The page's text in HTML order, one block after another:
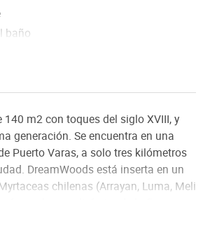
baño
gratis
140 m2 con toques del siglo XVIII, y
generación. Se encuentra en una
Puerto Varas, a solo tres kilómetros
DreamWoods está inserta en un
chilenas (Arrayan, Luma, Meli
forma logras disfrutar de la flora y
para lograr una conexión con la